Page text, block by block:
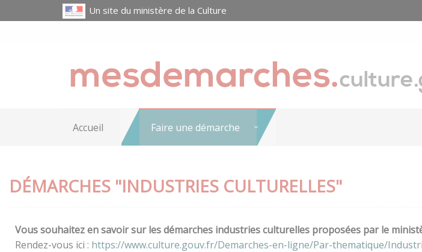
Un site du ministère de la Culture
Accueil Faire une démarche
DÉMARCHES "INDUSTRIES CULTURELLES"
Vous souhaitez en savoir sur les démarches industries culturelles proposées par le
Rendez-vous ici : https://www.culture.gouv.fr/Demarches-en-ligne/Par-thematique/